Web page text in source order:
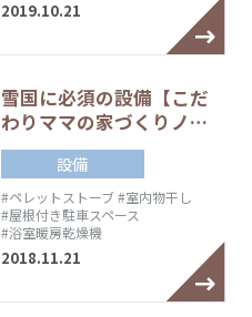
2019.10.21
雪国に必須の設備【こだ
わりママの家づくりノ…
設備
#ペレットストーブ#室内物干し
#屋根付き駐車スペース
#浴室暖房乾燥機
2018.11.21